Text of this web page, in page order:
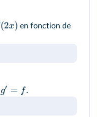
(2x) en fonction de
g′ = f.